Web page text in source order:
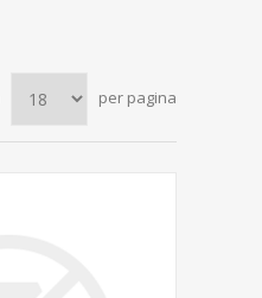
per pagina